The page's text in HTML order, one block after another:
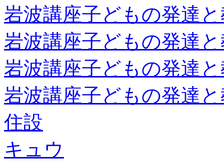
岩波講座子どもの発達
岩波講座子どもの発達
岩波講座子どもの発達
岩波講座子どもの発達
住設
キュウ